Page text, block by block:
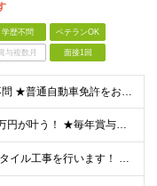
学歴不問 ベテランOK
与複数月 面接1回
★未経験歓迎 ★学歴不問 ★普通自動車免許をお持ちの方 面接では学歴や過去の経験は一切こだわりません！ チャレンジしてみたいという気持ちがあれば、 誰でもご応募してください◎
★入社3年目で月給35万円が叶う！ ★毎年賞与あり 日給11,000～21,000円（※日給月給制）＋賞与 ※残業代は別途支給します ※試用期間3ヵ月あり。期間中の給与・待遇の差異はありません ※日
さいたま市内の現場でタイル工事を行います！ 【本社】 埼玉県さいたま市緑区芝原1-32-3 (変更の範囲)上記を除く当社関連勤務地